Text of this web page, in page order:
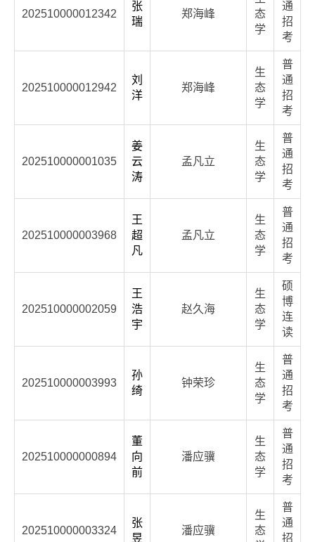
202510000012342
张
瑞
郑海峰
态
学
通
招
考
202510000012942
刘
洋
郑海峰
生
态
学
普
通
招
考
202510000001035
姜
云
涛
孟凡立
生
态
学
普
通
招
考
202510000003968
王
超
凡
孟凡立
生
态
学
普
通
招
考
202510000002059
王
浩
宇
赵久海
生
态
学
硕
博
连
读
202510000003993
孙
绮
钟荣珍
生
态
学
普
通
招
考
202510000000894
董
向
前
潘应骥
生
态
学
普
通
招
考
202510000003324
张
昱
潘应骥
生
态
普
通
招